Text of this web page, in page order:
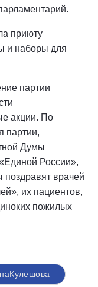
приюту
и наборы для
партии
акции. По
партии,
Думы
России»,
поздравят врачей
их пациентов,
пожилых